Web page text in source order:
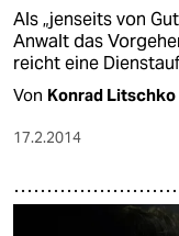
Als „jenseits von
Anwalt das
reicht eine
Von Konrad Litschko
17.2.2014